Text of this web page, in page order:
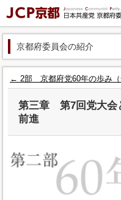
京都府委員会の紹介
2部 京都府党60年の歩み（
第三章 第7回党大会
前進